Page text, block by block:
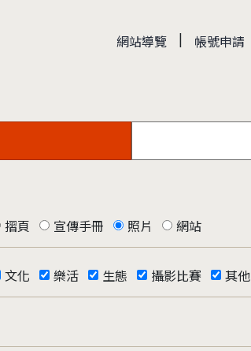
網站導覽 | 帳號申請
摺頁 宣傳手冊 照片 網站
文化 樂活 生態 攝影比賽 其他